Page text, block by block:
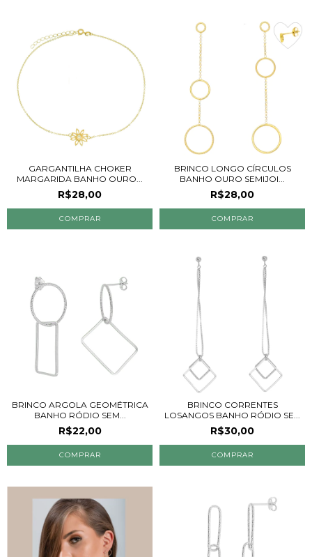
GARGANTILHA CHOKER
MARGARIDA BANHO OURO...
R$28,00
BRINCO LONGO CÍRCULOS
BANHO OURO SEMIJOI...
R$28,00
BRINCO ARGOLA GEOMÉTRICA
BANHO RÓDIO SEM...
R$22,00
BRINCO CORRENTES
LOSANGOS BANHO RÓDIO SE...
R$30,00